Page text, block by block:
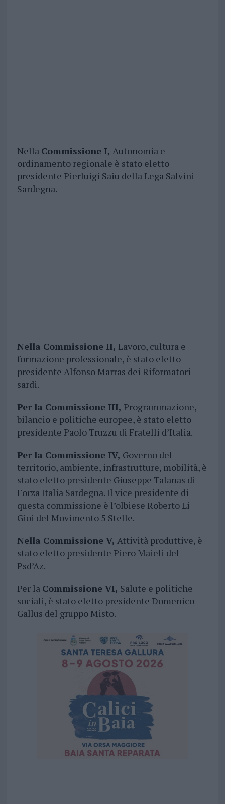
Nella Commissione I, Autonomia e
ordinamento regionale è stato eletto
presidente Pierluigi Saiu della Lega Salvini
Sardegna.
Nella Commissione II, Lavoro, cultura e
formazione professionale, è stato eletto
presidente Alfonso Marras dei Riformatori
sardi.
Per la Commissione III, Programmazione,
bilancio e politiche europee, è stato eletto
presidente Paolo Truzzu di Fratelli d’Italia.
Per la Commissione IV, Governo del
territorio, ambiente, infrastrutture, mobilità, è
stato eletto presidente Giuseppe Talanas di
Forza Italia Sardegna. Il vice presidente di
questa commissione è l’olbiese Roberto Li
Gioi del Movimento 5 Stelle.
Nella Commissione V, Attività produttive, è
stato eletto presidente Piero Maieli del
Psd’Az.
Per la Commissione VI, Salute e politiche
sociali, è stato eletto presidente Domenico
Gallus del gruppo Misto.